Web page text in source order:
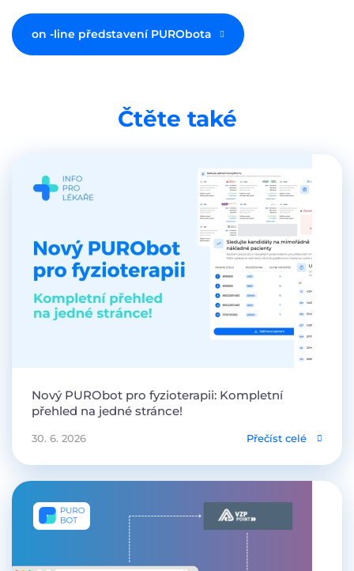
on -line představení PURObota
Čtěte také
Nový PURObot pro fyzioterapii: Kompletní
přehled na jedné stránce!
30. 6. 2026 Přečíst celé